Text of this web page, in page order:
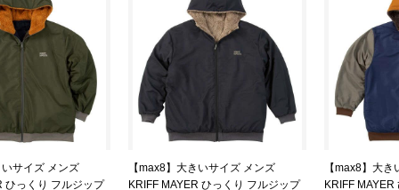
サイズ メンズ
ひっくり フルジップ
【max8】大きいサイズ メンズ
KRIFF MAYER ひっくり フルジップ
【max8】大
KRIFF